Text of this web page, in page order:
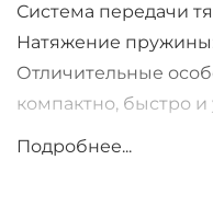
Система передачи
Натяжение
Отличительные
компактно, быстро
любом чехле для
Подробнее...